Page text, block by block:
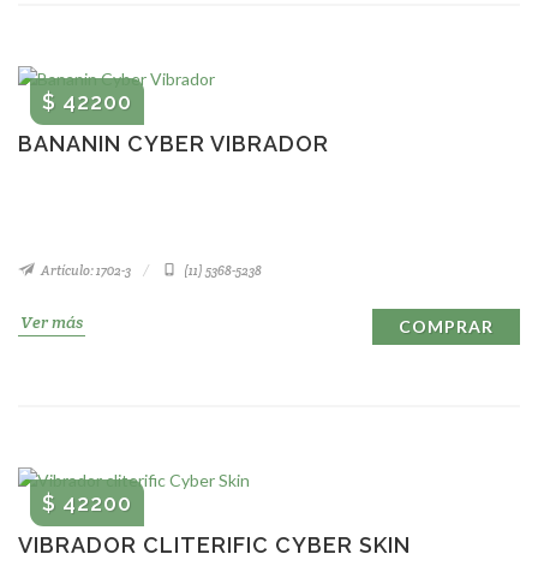
BANANIN CYBER VIBRADOR
$ 42200
Artículo: 1702-3 (11) 5368-5238
Ver más COMPRAR
VIBRADOR CLITERIFIC CYBER SKIN
$ 42200